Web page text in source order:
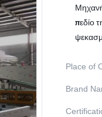
πεδίο
Place of
Brand